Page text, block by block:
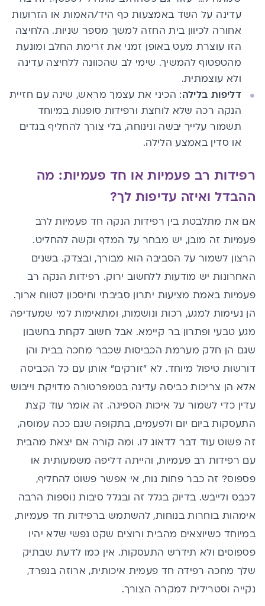
עדינה על השד באמצעות כף היד/האמות או הזרועות
אחורה לכיוון בית החזה למשך מספר שניות. הלחיצה
הזו עוצרת מעט באופן זמני את זרימת החלב ומונעת
מהטפטוף להמשיך. שימי לב שהכוונה ללחיצה עדינה
ולא עוצמתית.
דליפות בלילה: הכיני את עצמך מראש, שינה עם חזיית
הנקה רכה שלא לוחצת ורפידות סופגות במיוחד
תשמור עלייך יבשה ונינוחה, בלי צורך להחליף בגדים
או סדין באמצע הלילה.
רפידות רב פעמיות או חד פעמיות: מה
ההבדל ואיזה עדיפות לך?
אם את מתלבטת בין רפידות הנקה חד פעמיות לרב
פעמיות זה מובן, יש מבחר על המדף וקשה להחליט.
הרצון לשמור על הסביבה הוא מבורך, ובצדק. בשנים
האחרונות יש מודעות ללחשוב ירוק. רפידות הנקה רב
פעמיות באמת מציעות יתרון סביבתי וחיסכון לטווח ארוך.
הן נעימות למגע, רכות ונושמות, ומתאימות למי שמעדיפה
מגע טבעי ופתרון בר קיימא. אבל חשוב לקחת בחשבון
שגם הן חלק מערמת הכביסות שכבר מחכה בבית והן
דורשות טיפול מיוחד. לא "זורקים" אותן עם כל הכביסה
אלא הן צריכות כביסה עדינה בטמפרטורה מדויקת וייבוש
עדין כדי לשמור על איכות הספיגה. זה אומר עוד קצת
התעסקות ביום יום ולפעמים, בתקופה שגם ככה עמוסה,
זה פשוט עוד דבר לדאוג לו. ומה קורה אם יצאת מהבית
עם רפידות רב פעמיות, והייתה דליפה משמעותית או
פספוס? זה כבר פחות נוח, אי אפשר פשוט להחליף,
לכבס ולייבש. בדיוק בגלל זה ובגלל סיבות נוספות הרבה
אימהות בוחרות בנוחות, להשתמש ברפידות חד פעמיות,
במיוחד כשיוצאים מהבית ורוצים שקט נפשי שלא יהיו
פספוסים ולא תידרש התעסקות. אין כמו לדעת שבתיק
שלך מחכה רפידה חד פעמית איכותית, ארוזה בנפרד,
נקייה וסטרילית למקרה הצורך.